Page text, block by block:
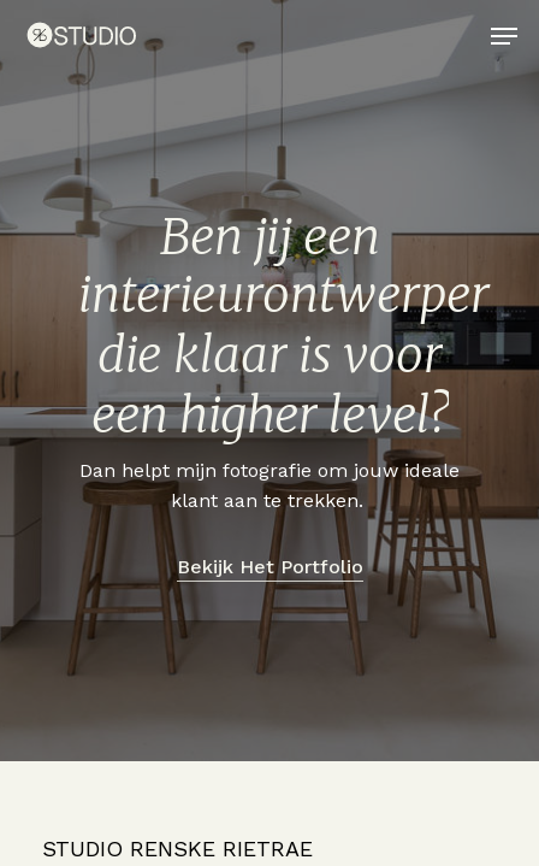
main
content
Benjijeen
tuinarchitect
dieklaarisvoor
eenhigherlevel?
Dan helpt mijn fotografie om jouw ideale
klant aan te trekken.
Bekijk Het Portfolio
STUDIO RENSKE RIETRAE